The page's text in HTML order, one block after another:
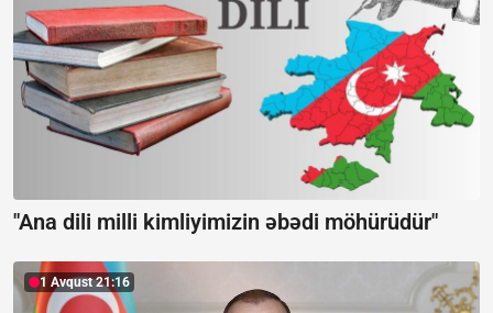
"Ana dili milli kimliyimizin əbədi möhürüdür"
1 Avqust 21:16